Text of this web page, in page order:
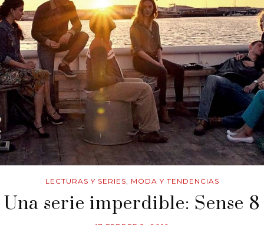
LECTURAS Y SERIES MODA Y TENDENCIAS
Una serie imperdible: Sense 8